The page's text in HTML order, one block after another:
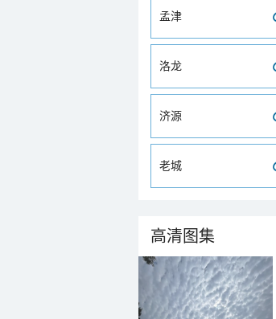
孟津
洛龙
济源
老城
高清图集